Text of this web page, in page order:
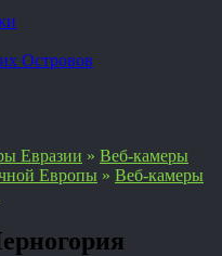
Островов
Евразии » Веб-камеры
Европы » Веб-камеры